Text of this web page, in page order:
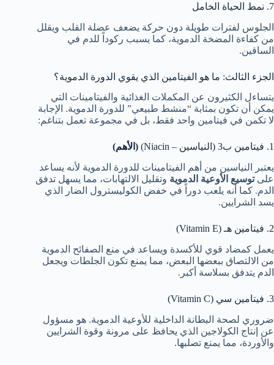
7. نمط الحياة الخامل
الجلوس لفترات طويلة دون حركة يضعف عضلة القلب ويقلل
من كفاءة المضخة الدموية، كما يسبب ركوداً للدم في
الساقين.
الجزء الثالث: ما هو الفيتامين الذي يقوي الدورة الدموية؟
يتساءل الكثيرون عن المكملات الغذائية والفيتامينات التي
يمكن أن تكون بمثابة “منشط طبيعي” للدورة الدموية. الإجابة
لا تكمن في فيتامين واحد فقط، بل في مجموعة تعمل بتناغم:
1. فيتامين ب3 (النياسين – Niacin)
(الأهم)
يعتبر النياسين من أهم الفيتامينات للدورة الدموية لأنه يساعد
علىتوسيع الأوعية الدموية وتقليل الالتهابات، مما يسهل تدفق
الدم. كما أنه يلعب دوراً في خفض الكوليسترول الضار الذي
يسد الشرايين.
2. فيتامين هـ (Vitamin E)
يعمل كمضاد قوي للأكسدة ويساعد في منع الصفائح الدموية
من الالتصاق ببعضها البعض، مما يمنع تكون الجلطات ويجعل
الدم يتدفق بسلاسة أكبر.
3. فيتامين سي (Vitamin C)
ضروري لصحة البطانة الداخلية للأوعية الدموية. هو مسؤول
عن إنتاج الكولاجين الذي يحافظ على مرونة وقوة الشرايين
والأوردة، مما يمنع تصلبها.